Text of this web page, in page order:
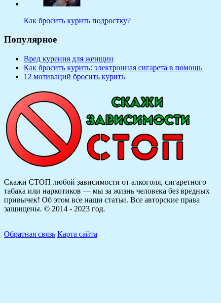
Как бросить курить подростку?
Популярное
Вред курения для женщин
Как бросить курить: электронная сигарета в помощь
12 мотиваций бросить курить
Скажи СТОП любой зависимости от алкоголя, сигаретного
табака или наркотиков — мы за жизнь человека без вредных
привычек! Об этом все наши статьи. Все авторские права
защищены. © 2014 - 2023 год.
Обратная связь Карта сайта